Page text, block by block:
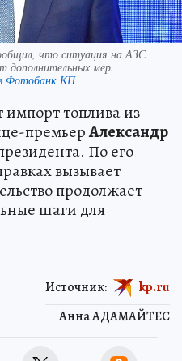
что ситуация на АЗС
дополнительных мер.
Фотобанк КП
импорт топлива из
премьерАлександр
По его
вызывает
продолжает
шаги для
Анна АДАМАЙТЕС
Источник: kp.ru